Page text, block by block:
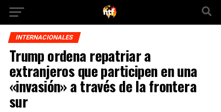
INTERNACIONALES
Trump ordena repatriar a
extranjeros que participen en una
«invasión» a través de la frontera
sur